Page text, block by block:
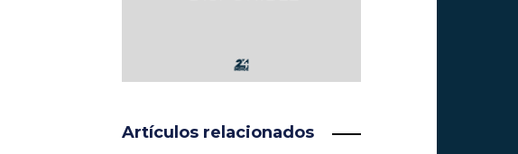
Artículos relacionados